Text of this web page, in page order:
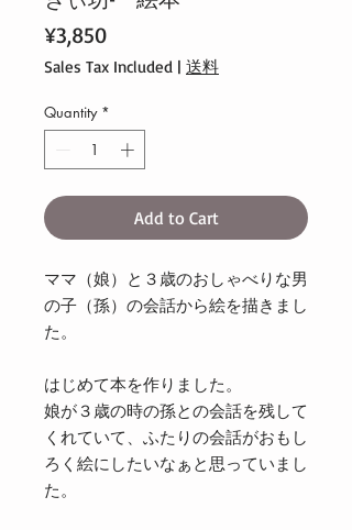
¥3,850Price
Sales Tax Included | 送料
Quantity *
Add to Cart
ママ（娘）と３歳のおしゃべりな男
の子（孫）の会話から絵を描きまし
た。
はじめて本を作りました。
娘が３歳の時の孫との会話を残して
くれていて、ふたりの会話がおもし
ろく絵にしたいなぁと思っていまし
た。